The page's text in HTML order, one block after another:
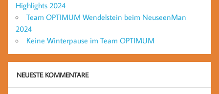
Highlights 2024
Team OPTIMUM Wendelstein beim NeuseenMan
2024
Keine Winterpause im Team OPTIMUM
NEUESTE KOMMENTARE